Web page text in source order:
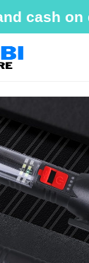
cash on